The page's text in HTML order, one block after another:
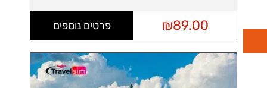
₪89.00 פרטים נוספים